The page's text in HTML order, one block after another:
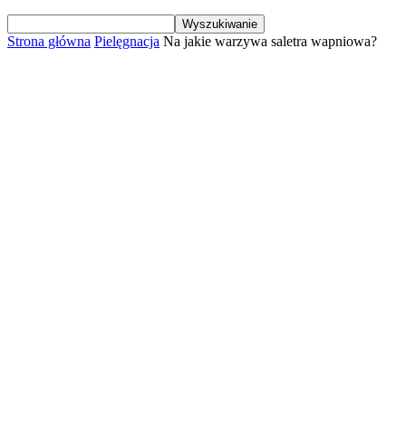
Strona główna Pielęgnacja Na jakie warzywa saletra wapniowa?